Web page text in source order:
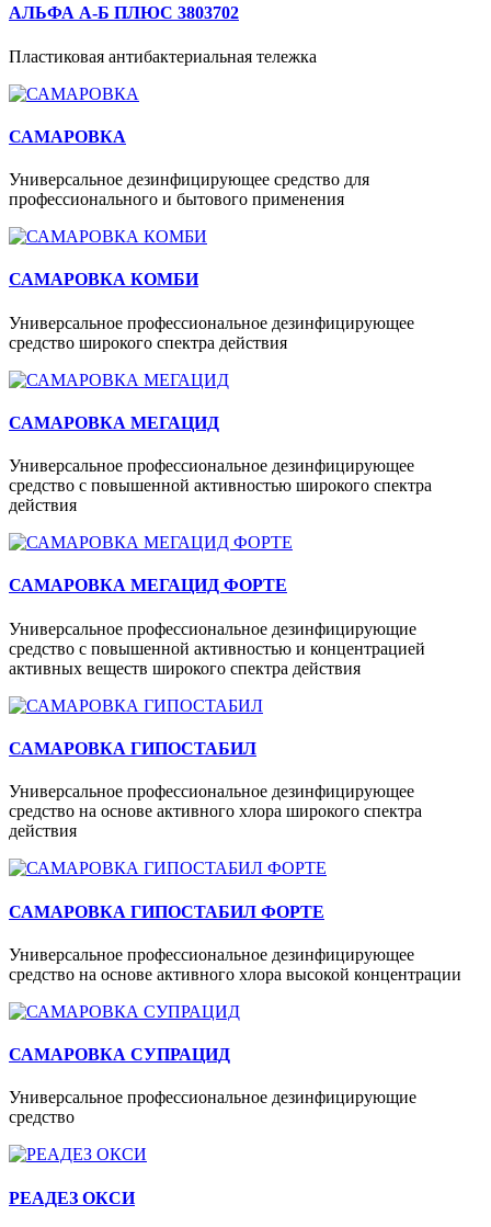
АЛЬФА А-Б ПЛЮС 3803702
Пластиковая антибактериальная тележка
САМАРОВКА
Универсальное дезинфицирующее средство для
профессионального и бытового применения
САМАРОВКА КОМБИ
Универсальное профессиональное дезинфицирующее
средство широкого спектра действия
САМАРОВКА МЕГАЦИД
Универсальное профессиональное дезинфицирующее
средство с повышенной активностью широкого спектра
действия
САМАРОВКА МЕГАЦИД ФОРТЕ
Универсальное профессиональное дезинфицирующие
средство с повышенной активностью и концентрацией
активных веществ широкого спектра действия
САМАРОВКА ГИПОСТАБИЛ
Универсальное профессиональное дезинфицирующее
средство на основе активного хлора широкого спектра
действия
САМАРОВКА ГИПОСТАБИЛ ФОРТЕ
Универсальное профессиональное дезинфицирующее
средство на основе активного хлора высокой концентрации
САМАРОВКА СУПРАЦИД
Универсальное профессиональное дезинфицирующие
средство
РЕАДЕЗ ОКСИ